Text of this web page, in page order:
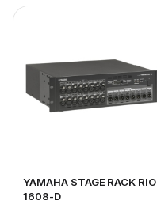
YAMAHA STAGE RACK RIO
1608-D